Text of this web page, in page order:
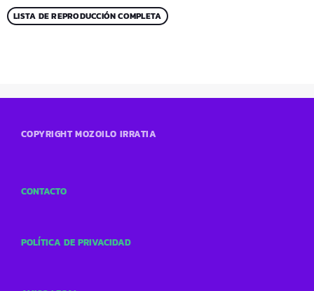
LISTA DE REPRODUCCIÓN COMPLETA
COPYRIGHT MOZOILO IRRATIA
CONTACTO
POLÍTICA DE PRIVACIDAD